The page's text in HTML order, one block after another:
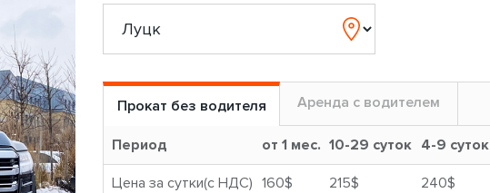
Прокат без водителя Аренда с водителем
Период от 1 мес. 10-29 суток 4-9 суток
Цена за сутки(с НДС) 160$ 215$ 240$